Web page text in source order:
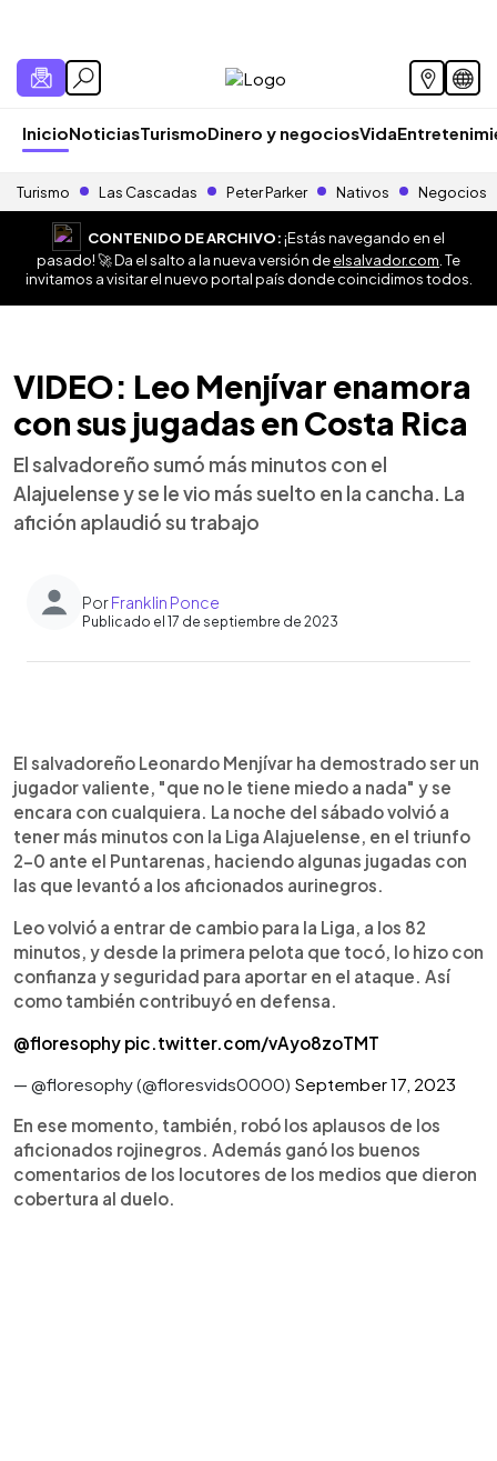
InicioNoticiasTurismoDinero y negociosVida
Turismo Las Cascadas Peter Parker Nativos Negocios
CONTENIDO DE ARCHIVO:¡Estás navegando en el
pasado! 🚀 Da el salto a la nueva versión deelsalvador.com . Te
invitamos a visitar el nuevo portal país donde coincidimos todos.
VIDEO: Leo Menjívar enamora
con sus jugadas en Costa Rica
El salvadoreño sumó más minutos con el
Alajuelense y se le vio más suelto en la cancha. La
afición aplaudió su trabajo
PorFranklin Ponce
Publicado el 17 de septiembre de 2023
► Escuchar artículo
El salvadoreño Leonardo Menjívar ha demostrado ser un
jugador valiente, "que no le tiene miedo a nada" y se
encara con cualquiera. La noche del sábado volvió a
tener más minutos con la Liga Alajuelense, en el triunfo
2-0 ante el Puntarenas, haciendo algunas jugadas con
las que levantó a los aficionados aurinegros.
Leo volvió a entrar de cambio para la Liga, a los 82
minutos, y desde la primera pelota que tocó, lo hizo con
confianza y seguridad para aportar en el ataque. Así
como también contribuyó en defensa.
@floresophy pic.twitter.com/vAyo8zoTMT
— @floresophy (@floresvids0000) September 17, 2023
En ese momento, también, robó los aplausos de los
aficionados rojinegros. Además ganó los buenos
comentarios de los locutores de los medios que dieron
cobertura al duelo.